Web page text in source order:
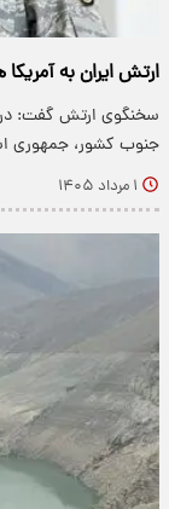
ارتش ایران به
سخنگوی ارتش گفت:
جنوب کشور، جمهوری
۱ مرداد ۱۴۰۵